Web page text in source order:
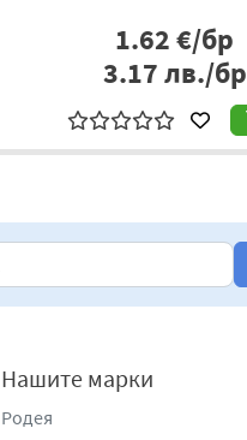
1.62€/бр
3.17лв./бр
Нашите марки
Родея